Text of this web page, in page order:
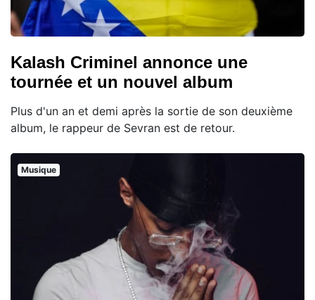
Kalash Criminel annonce une
tournée et un nouvel album
Plus d'un an et demi après la sortie de son deuxième
album, le rappeur de Sevran est de retour.
Musique